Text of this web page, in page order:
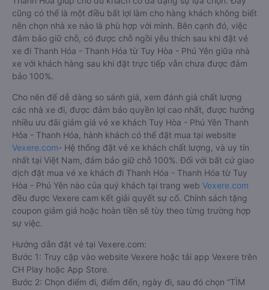
h. Thông tin liên hệ, đặt mua vé xe khách từ Tuy Hòa - Phú
Yên đi Thanh Hóa - Thanh Hóa HTX Sài Gòn
Văn phòng xe HTX Sài Gòn ở Tuy Hòa - Phú Yên:
Xem địa chỉ văn phòng nhà xe HTX Sài Gòn:
https://vexere.com/vi-VN/xe-htx-sai-gon
Số điện thoại đặt mua vé xe Tuy Hòa - Phú Yên
Thanh Hóa - Thanh Hóa:
Bảng tổng hợp thông
Nhà xe
Giờ
chạy
Điểm đi